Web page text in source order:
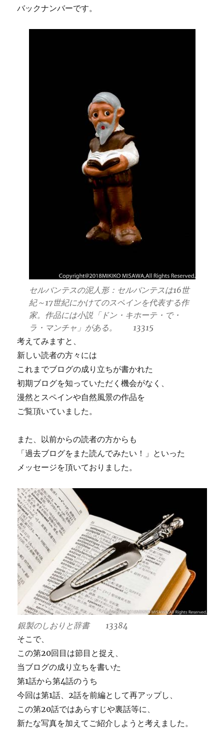
バックナンバーです。
セルバンテスの泥人形：セルバンテスは16世
紀～17世紀にかけてのスペインを代表する作
家。作品には小説「ドン・キホーテ・で・
ラ・マンチャ」がある。 13315
考えてみますと、
新しい読者の方々には
これまでブログの成り立ちが書かれた
初期ブログを知っていただく機会がなく、
漫然とスペインや自然風景の作品を
ご覧頂いていました。
また、以前からの読者の方からも
「過去ブログをまた読んでみたい！」といった
メッセージを頂いておりました。
銀製のしおりと辞書 13384
そこで、
この第20回目は節目と捉え、
当ブログの成り立ちを書いた
第1話から第4話のうち
今回は第1話、2話を前編として再アップし、
この第20話ではあらすじや裏話等に、
新たな写真を加えてご紹介しようと考えました。